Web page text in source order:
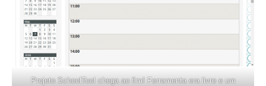
Projeto SchoolTool chega ao fim! Ferramenta era livre e um